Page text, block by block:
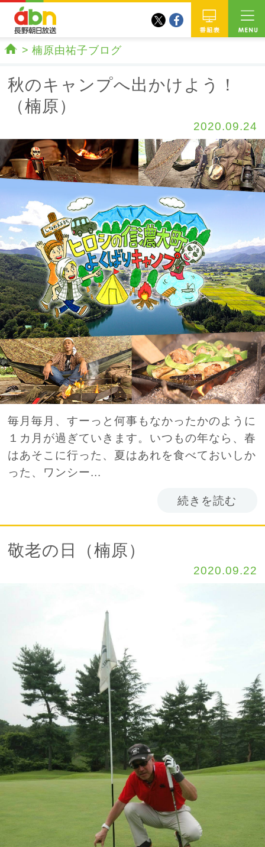
twitterfacebook
楠原由祐子ブログ
秋のキャンプへ出かけよう！
（楠原）
2020.09.24
毎月毎月、すーっと何事もなかったかのように
１カ月が過ぎていきます。いつもの年なら、春
はあそこに行った、夏はあれを食べておいしか
った、ワンシー...
続きを読む
敬老の日（楠原）
2020.09.22